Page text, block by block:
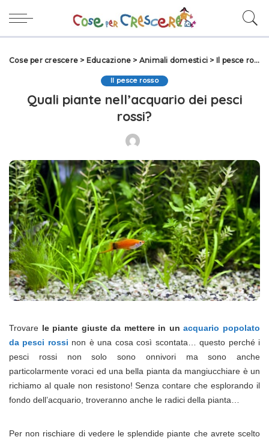
Cose per crescere > Educazione > Animali domestici > Il pesce rosso
Il pesce rosso
Quali piante nell’acquario dei pesci
rossi?
Trovare le piante giuste da mettere in unacquario popolato
da pesci rossi non è una cosa così scontata… questo perché i
pesci rossi non solo sono onnivori ma sono anche
particolarmente voraci ed una bella pianta da mangiucchiare è un
richiamo al quale non resistono! Senza contare che esplorando il
fondo dell’acquario, troveranno anche le radici della pianta…
Per non rischiare di vedere le splendide piante che avrete scelto